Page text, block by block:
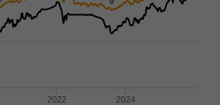
2022 2024